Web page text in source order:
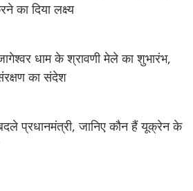
का दिया लक्ष्य
धाम के श्रावणी मेले का शुभारंभ,
का संदेश
प्रधानमंत्री, जानिए कौन हैं यूक्रेन के